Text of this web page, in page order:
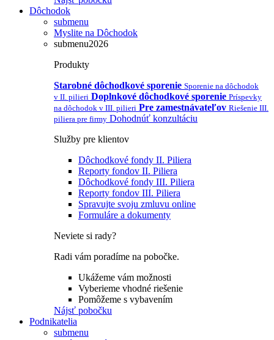
Dôchodok
submenu
Myslite na Dôchodok
submenu2026
Produkty
Starobné dôchodkové sporenie Sporenie na dôchodok
v II. pilieri Doplnkové dôchodkové sporenie Príspevky
na dôchodok v III. pilieri Pre zamestnávateľov Riešenie III.
piliera pre firmy Dohodnúť konzultáciu
Služby pre klientov
Dôchodkové fondy II. Piliera
Reporty fondov II. Piliera
Dôchodkové fondy III. Piliera
Reporty fondov III. Piliera
Spravujte svoju zmluvu online
Formuláre a dokumenty
Neviete si rady?
Radi vám poradíme na pobočke.
Ukážeme vám možnosti
Vyberieme vhodné riešenie
Pomôžeme s vybavením
Nájsť pobočku
Podnikatelia
submenu